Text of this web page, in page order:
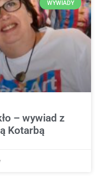
WYWIADY
– wywiad z
Kotarbą